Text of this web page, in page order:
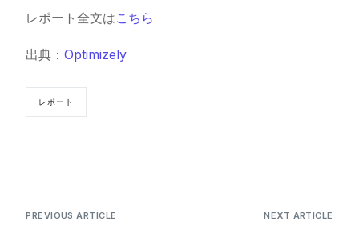
レポート全文はこちら
出典：Optimizely
レポート
PREVIOUS ARTICLE NEXT ARTICLE